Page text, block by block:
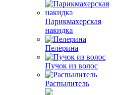
Парикмахерская
накидка
Пелерина
Пучок из волос
Распылитель